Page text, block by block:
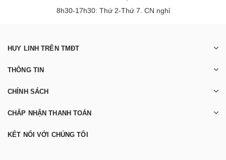
8h30-17h30: Thứ 2-Thứ 7. CN nghỉ
HUY LINH TRÊN TMĐT
THÔNG TIN
CHÍNH SÁCH
CHẤP NHẬN THANH TOÁN
KẾT NỐI VỚI CHÚNG TÔI